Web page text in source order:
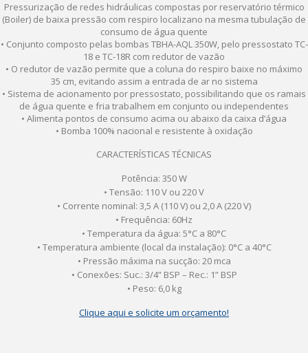
Pressurização de redes hidráulicas compostas por reservatório térmico
(Boiler) de baixa pressão com respiro localizano na mesma tubulação de
consumo de água quente
• Conjunto composto pelas bombas TBHA-AQL 350W, pelo pressostato TC-
18 e TC-18R com redutor de vazão
• O redutor de vazão permite que a coluna do respiro baixe no máximo
35 cm, evitando assim a entrada de ar no sistema
• Sistema de acionamento por pressostato, possibilitando que os ramais
de água quente e fria trabalhem em conjunto ou independentes
• Alimenta pontos de consumo acima ou abaixo da caixa d’água
• Bomba 100% nacional e resistente à oxidação
CARACTERÍSTICAS TÉCNICAS
Potência: 350 W
• Tensão: 110 V ou 220 V
• Corrente nominal: 3,5 A (110 V) ou 2,0 A (220 V)
• Frequência: 60Hz
• Temperatura da água: 5°C a 80°C
• Temperatura ambiente (local da instalação): 0°C a 40°C
• Pressão máxima na sucção: 20 mca
• Conexões: Suc.: 3/4” BSP – Rec.: 1” BSP
• Peso: 6,0 kg
Clique aqui e solicite um orçamento!